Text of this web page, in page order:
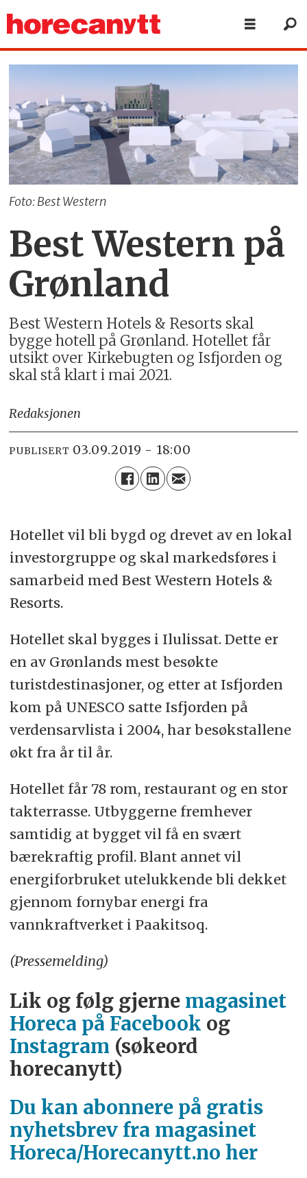
Foto: Best Western
Best Western på
Grønland
Best Western Hotels & Resorts skal
bygge hotell på Grønland. Hotellet får
utsikt over Kirkebugten og Isfjorden og
skal stå klart i mai 2021.
Redaksjonen
PUBLISERT 03.09.2019 - 18:00
Hotellet vil bli bygd og drevet av en lokal
investorgruppe og skal markedsføres i
samarbeid med Best Western Hotels &
Resorts.
Hotellet skal bygges i Ilulissat. Dette er
en av Grønlands mest besøkte
turistdestinasjoner, og etter at Isfjorden
kom på UNESCO satte Isfjorden på
verdensarvlista i 2004, har besøkstallene
økt fra år til år.
Hotellet får 78 rom, restaurant og en stor
takterrasse. Utbyggerne fremhever
samtidig at bygget vil få en svært
bærekraftig profil. Blant annet vil
energiforbruket utelukkende bli dekket
gjennom fornybar energi fra
vannkraftverket i Paakitsoq.
(Pressemelding)
Lik og følg gjerne magasinet
Horeca på Facebook og
Instagram (søkeord
horecanytt)
Du kan abonnere på gratis
nyhetsbrev fra magasinet
Horeca/Horecanytt.no her